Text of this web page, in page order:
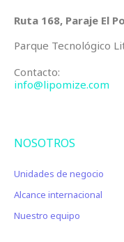
Ruta 168, Paraje El
Parque Tecnológico
Contacto:
info@lipomize.com
NOSOTROS
Unidades de negocio
Alcance internacional
Nuestro equipo